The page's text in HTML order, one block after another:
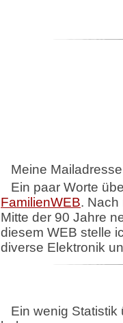
Meine
Ein paar Worte
FamilienWEB. Nach
Mitte der 90 Jahre
diesem WEB stelle
diverse Elektronik
Ein wenig Statistik